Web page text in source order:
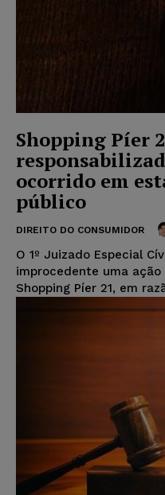
Shopping Píer
ocorrido em
público
DIREITO DO CONSUMIDOR
O 1º Juizado Especial
improcedente uma
Shopping Píer 21, em